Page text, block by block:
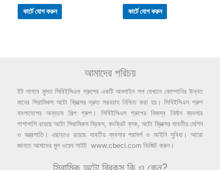
কার্টে যোগ করুন কার্টে যোগ করুন
আমাদের পরিচয়
ইট লাগবে মুলত সিবিইসিএল গ্রুপের একটি অনলাইন সপ যেখানে কোম্পানির উন্নত
মানের সিরামিকস অটো ব্রিক্সের দ্রুত সরবরাহ নিশ্চিত করা হয়। সিবিইসিএল গ্রুপ
বাংলাদেশের অন্যতম শিল্প গ্রুপ। সিবিইসিএল গ্রুপের নিজস্ব নির্মান ব্যবসার
পাশাপাশি রয়েছে অটো সিরামিকস ব্রিকস, কংক্রিট ব্লক, অটো ব্রিক্সের যাবতীয় মেশিন
ও যন্ত্রপাতি। এছাড়াও রয়েছে যাবতীয় ব্যবসার পরামর্শ ও আইনি সুবিধা। আরো
জানতে আমাদের মুল ওয়েব সাইট www.cbecl.com ভিজিট করুন।